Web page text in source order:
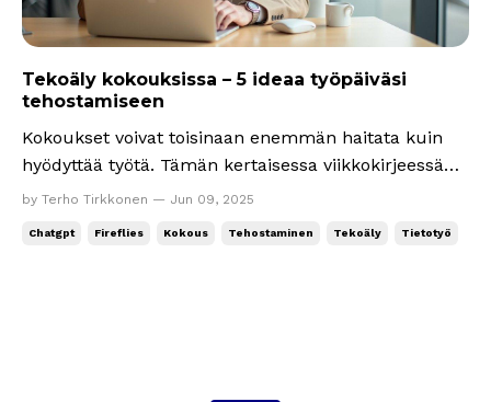
Tekoäly kokouksissa – 5 ideaa työpäiväsi
tehostamiseen
Kokoukset voivat toisinaan enemmän haitata kuin
hyödyttää työtä. Tämän kertaisessa viikkokirjeessä
jaan käytännön vinkkejä, miten tekoäly voi auttaa
by Terho Tirkkonen — Jun 09, 2025
Chatgpt Fireflies Kokous Tehostaminen Tekoäly Tietotyö